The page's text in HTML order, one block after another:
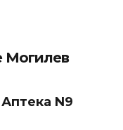
Могилев
N9